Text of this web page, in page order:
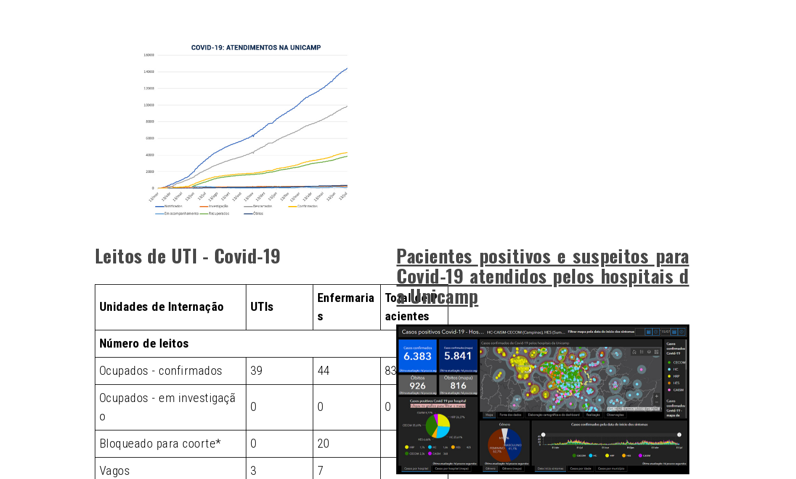
Leitos de UTI - Covid-19
Unidades de Internação UTIs
Enfermaria
s
Total de P
acientes
Número de leitos
Ocupados - confirmados
39 44
83
Ocupados - em investigaçã
o
0 0 0
Bloqueado para coorte* 0
20
Vagos
3
7
Pacientes positivos e suspeitos para
Covid-19 atendidos pelos hospitais d
a Unicamp